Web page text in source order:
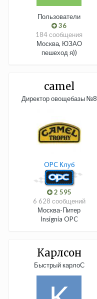
Пользователи
36
184 сообщения
Москва, ЮЗАО
пешеход я))
camel
Директор овощебазы №8
OPC Клуб
2 595
6 628 сообщений
Москва-Питер
Insignia OPC
Карлсон
Быстрый карлоС